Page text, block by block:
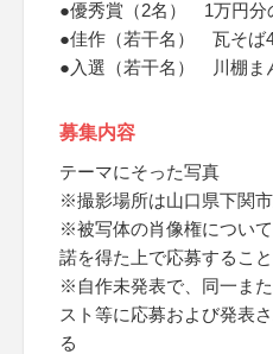
●優秀賞（2名） 1万円分
●佳作（若干名） 瓦そば
●入選（若干名） 川棚ま
募集内容
テーマにそった写真
※撮影場所は山口県下関
※被写体の肖像権につい
諾を得た上で応募すること
※自作未発表で、同一ま
スト等に応募および発表
る